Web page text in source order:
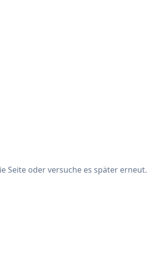
Seite oder versuche es später erneut.